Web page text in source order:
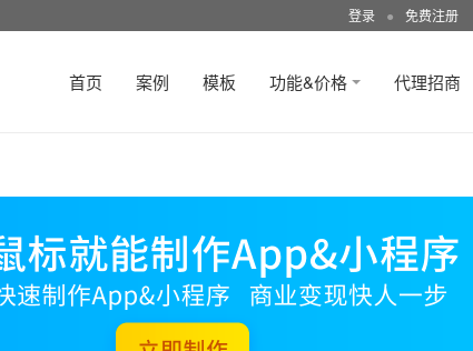
登录 ● 免费注册
首页 案例 模板 功能&价格 代理招商